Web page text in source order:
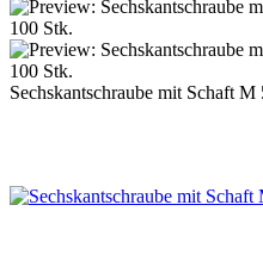
Sechskantschraube mit Schaft